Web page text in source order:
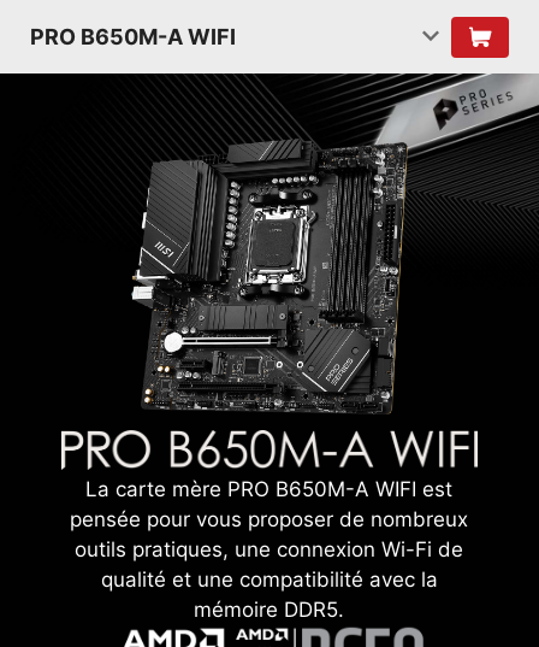
PRO B650M-A WIFI
La carte mère PRO B650M-A WIFI est
pensée pour vous proposer de nombreux
outils pratiques, une connexion Wi-Fi de
qualité et une compatibilité avec la
mémoire DDR5.